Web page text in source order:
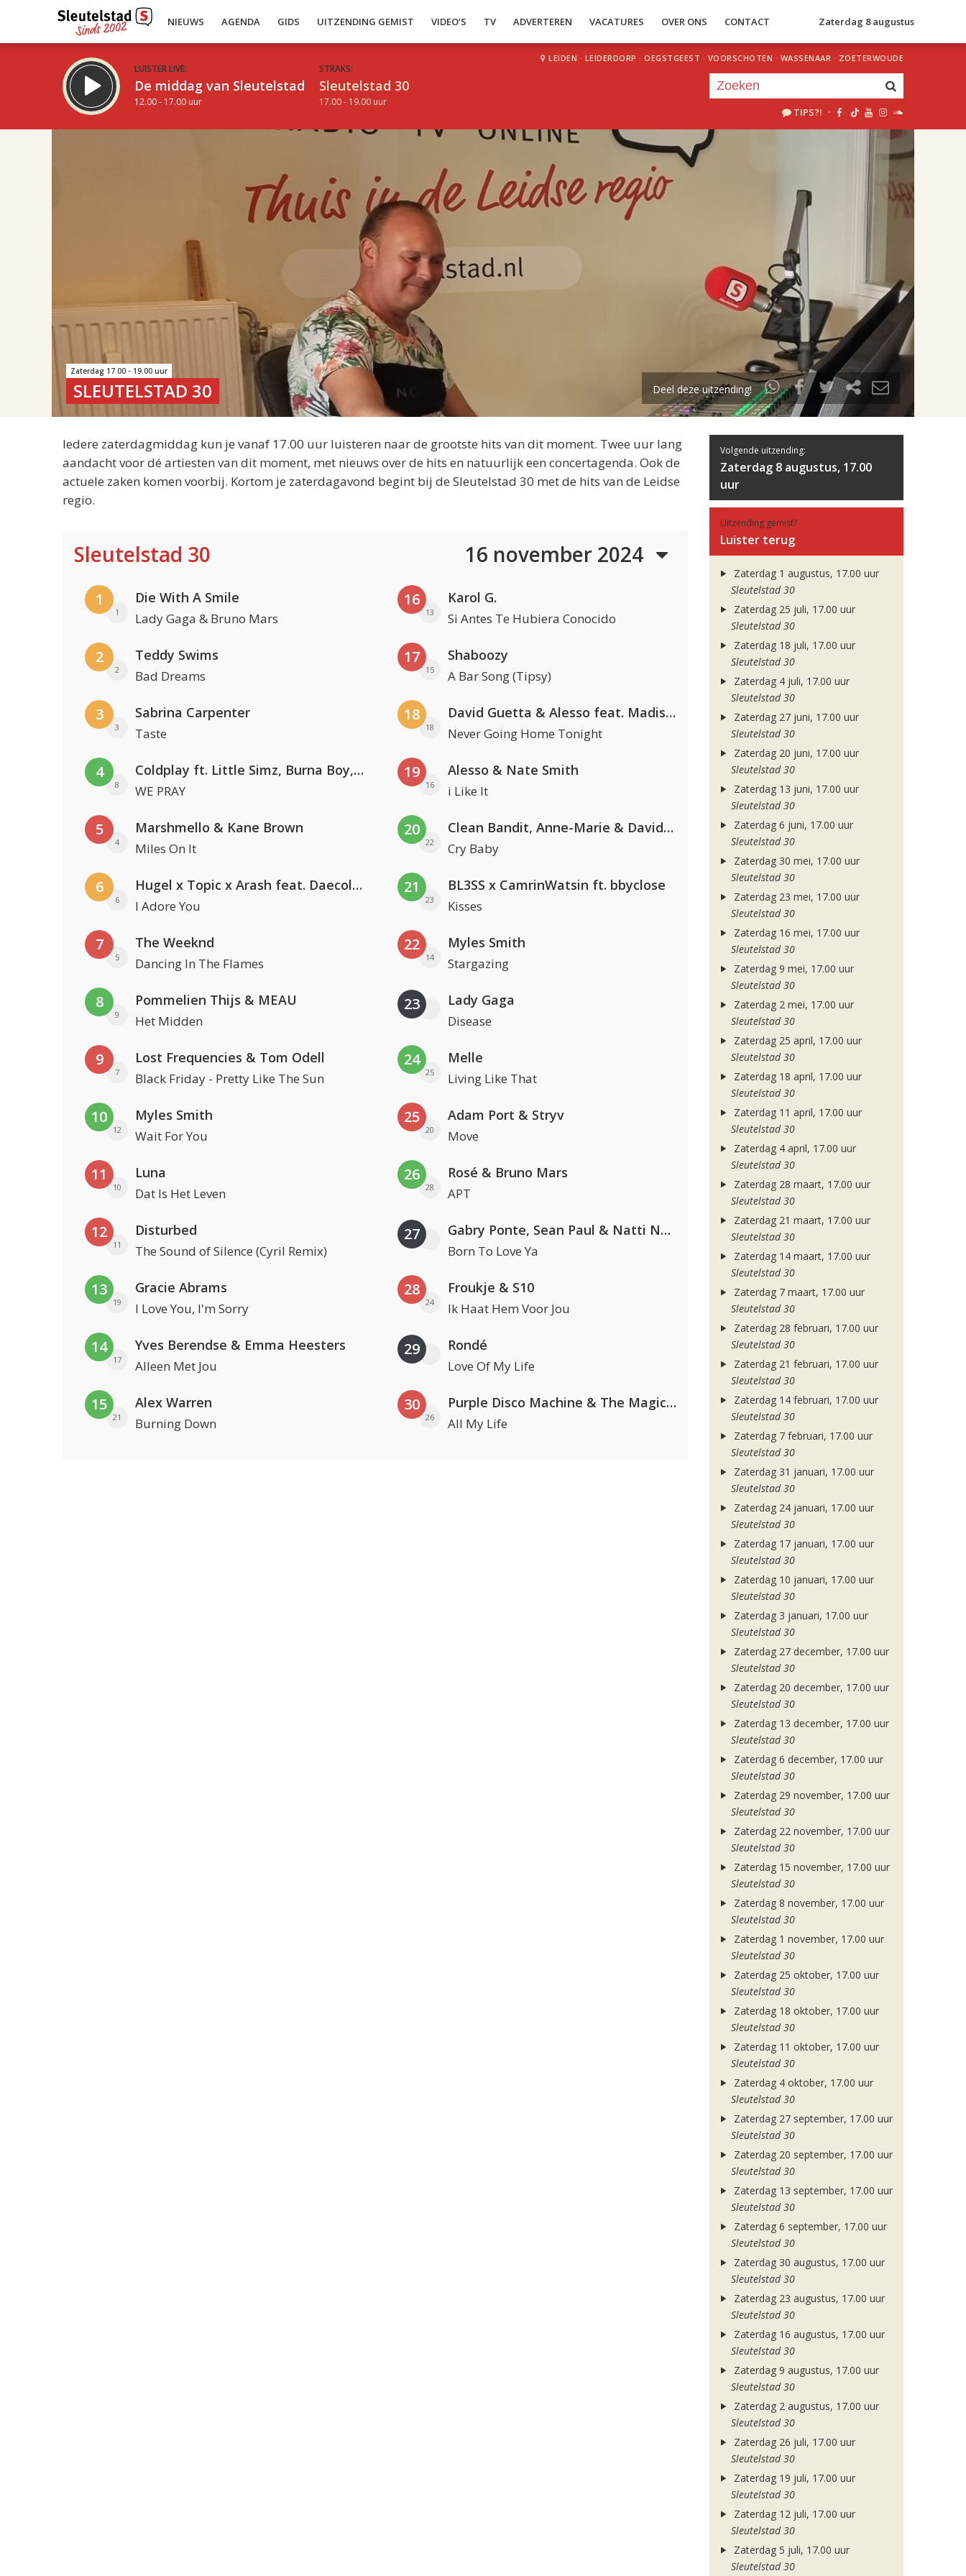
NIEUWS AGENDA GIDS UITZENDING GEMIST VIDEO’S TV ADVERTEREN VACATURES OVER ONS CONTACT Zaterdag 8 augustus
LUISTER LIVE:
De middag van Sleutelstad
12.00 - 17.00 uur
STRAKS:
Sleutelstad 30
17.00 - 19.00 uur
LEIDEN · LEIDERDORP · OEGSTGEEST · VOORSCHOTEN · WASSENAAR · ZOETERWOUDE
TIPS?! ·
uur 1 van 2
Volgend uur
Zaterdag 17.00 - 19.00 uur
SLEUTELSTAD 30 Deel deze uitzending!
Iedere zaterdagmiddag kun je vanaf 17.00 uur luisteren naar de grootste hits van dit moment. Twee uur lang
aandacht voor dé artiesten van dit moment, met nieuws over de hits en natuurlijk een concertagenda. Ook de
actuele zaken komen voorbij. Kortom je zaterdagavond begint bij de Sleutelstad 30 met de hits van de Leidse
regio.
Sleutelstad 30 16 november 2024
1
1
Die With A Smile
Lady Gaga & Bruno Mars
2
2
Teddy Swims
Bad Dreams
3
3
Sabrina Carpenter
Taste
4
8
Coldplay ft. Little Simz, Burna Boy, Elyanna & Tini
WE PRAY
5
4
Marshmello & Kane Brown
Miles On It
6
6
Hugel x Topic x Arash feat. Daecolm
I Adore You
7
5
The Weeknd
Dancing In The Flames
8
9
Pommelien Thijs & MEAU
Het Midden
9
7
Lost Frequencies & Tom Odell
Black Friday - Pretty Like The Sun
10
12
Myles Smith
Wait For You
11
10
Luna
Dat Is Het Leven
12
11
Disturbed
The Sound of Silence (Cyril Remix)
13
19
Gracie Abrams
I Love You, I'm Sorry
14
17
Yves Berendse & Emma Heesters
Alleen Met Jou
15
21
Alex Warren
Burning Down
16
13
Karol G.
Si Antes Te Hubiera Conocido
17
15
Shaboozy
A Bar Song (Tipsy)
18
18
David Guetta & Alesso feat. Madison Love
Never Going Home Tonight
19
16
Alesso & Nate Smith
i Like It
20
22
Clean Bandit, Anne-Marie & David Guetta
Cry Baby
21
23
BL3SS x CamrinWatsin ft. bbyclose
Kisses
22
14
Myles Smith
Stargazing
23 Lady Gaga
Disease
24
25
Melle
Living Like That
25
20
Adam Port & Stryv
Move
26
28
Rosé & Bruno Mars
APT
27 Gabry Ponte, Sean Paul & Natti Natasha
Born To Love Ya
28
24
Froukje & S10
Ik Haat Hem Voor Jou
29 Rondé
Love Of My Life
30
26
Purple Disco Machine & The Magician
All My Life
Volgende uitzending:
Zaterdag 8 augustus, 17.00
uur
Uitzending gemist?
Luister terug
Zaterdag 1 augustus, 17.00 uur
Sleutelstad 30
Zaterdag 25 juli, 17.00 uur
Sleutelstad 30
Zaterdag 18 juli, 17.00 uur
Sleutelstad 30
Zaterdag 4 juli, 17.00 uur
Sleutelstad 30
Zaterdag 27 juni, 17.00 uur
Sleutelstad 30
Zaterdag 20 juni, 17.00 uur
Sleutelstad 30
Zaterdag 13 juni, 17.00 uur
Sleutelstad 30
Zaterdag 6 juni, 17.00 uur
Sleutelstad 30
Zaterdag 30 mei, 17.00 uur
Sleutelstad 30
Zaterdag 23 mei, 17.00 uur
Sleutelstad 30
Zaterdag 16 mei, 17.00 uur
Sleutelstad 30
Zaterdag 9 mei, 17.00 uur
Sleutelstad 30
Zaterdag 2 mei, 17.00 uur
Sleutelstad 30
Zaterdag 25 april, 17.00 uur
Sleutelstad 30
Zaterdag 18 april, 17.00 uur
Sleutelstad 30
Zaterdag 11 april, 17.00 uur
Sleutelstad 30
Zaterdag 4 april, 17.00 uur
Sleutelstad 30
Zaterdag 28 maart, 17.00 uur
Sleutelstad 30
Zaterdag 21 maart, 17.00 uur
Sleutelstad 30
Zaterdag 14 maart, 17.00 uur
Sleutelstad 30
Zaterdag 7 maart, 17.00 uur
Sleutelstad 30
Zaterdag 28 februari, 17.00 uur
Sleutelstad 30
Zaterdag 21 februari, 17.00 uur
Sleutelstad 30
Zaterdag 14 februari, 17.00 uur
Sleutelstad 30
Zaterdag 7 februari, 17.00 uur
Sleutelstad 30
Zaterdag 31 januari, 17.00 uur
Sleutelstad 30
Zaterdag 24 januari, 17.00 uur
Sleutelstad 30
Zaterdag 17 januari, 17.00 uur
Sleutelstad 30
Zaterdag 10 januari, 17.00 uur
Sleutelstad 30
Zaterdag 3 januari, 17.00 uur
Sleutelstad 30
Zaterdag 27 december, 17.00 uur
Sleutelstad 30
Zaterdag 20 december, 17.00 uur
Sleutelstad 30
Zaterdag 13 december, 17.00 uur
Sleutelstad 30
Zaterdag 6 december, 17.00 uur
Sleutelstad 30
Zaterdag 29 november, 17.00 uur
Sleutelstad 30
Zaterdag 22 november, 17.00 uur
Sleutelstad 30
Zaterdag 15 november, 17.00 uur
Sleutelstad 30
Zaterdag 8 november, 17.00 uur
Sleutelstad 30
Zaterdag 1 november, 17.00 uur
Sleutelstad 30
Zaterdag 25 oktober, 17.00 uur
Sleutelstad 30
Zaterdag 18 oktober, 17.00 uur
Sleutelstad 30
Zaterdag 11 oktober, 17.00 uur
Sleutelstad 30
Zaterdag 4 oktober, 17.00 uur
Sleutelstad 30
Zaterdag 27 september, 17.00 uur
Sleutelstad 30
Zaterdag 20 september, 17.00 uur
Sleutelstad 30
Zaterdag 13 september, 17.00 uur
Sleutelstad 30
Zaterdag 6 september, 17.00 uur
Sleutelstad 30
Zaterdag 30 augustus, 17.00 uur
Sleutelstad 30
Zaterdag 23 augustus, 17.00 uur
Sleutelstad 30
Zaterdag 16 augustus, 17.00 uur
Sleutelstad 30
Zaterdag 9 augustus, 17.00 uur
Sleutelstad 30
Zaterdag 2 augustus, 17.00 uur
Sleutelstad 30
Zaterdag 26 juli, 17.00 uur
Sleutelstad 30
Zaterdag 19 juli, 17.00 uur
Sleutelstad 30
Zaterdag 12 juli, 17.00 uur
Sleutelstad 30
Zaterdag 5 juli, 17.00 uur
Sleutelstad 30